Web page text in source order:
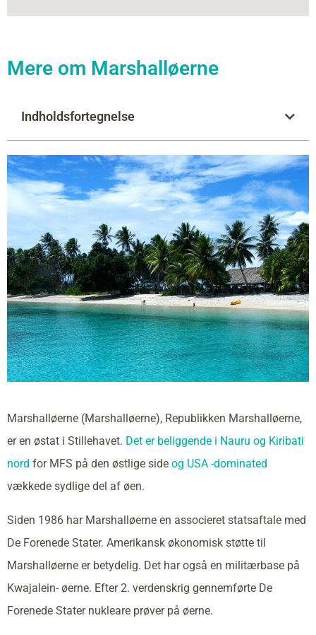
Mere om Marshalløerne
Indholdsfortegnelse
Marshalløerne (Marshalløerne), Republikken Marshalløerne,
er en østat i Stillehavet. Det er beliggende i Nauru og Kiribati
nord for MFS på den østlige side og USA -dominated
vækkede sydlige del af øen.
Siden 1986 har Marshalløerne en associeret statsaftale med
De Forenede Stater. Amerikansk økonomisk støtte til
Marshalløerne er betydelig. Det har også en militærbase på
Kwajalein- øerne. Efter 2. verdenskrig gennemførte De
Forenede Stater nukleare prøver på øerne.